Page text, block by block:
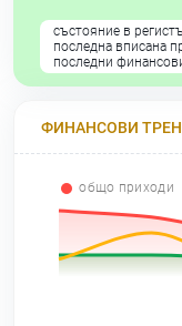
състояние в
последна вписана
последни
ФИНАНСОВИ
общо приходи